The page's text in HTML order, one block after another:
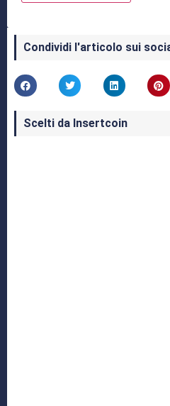
Condividi l'articolo sui
Scelti da Insertcoin